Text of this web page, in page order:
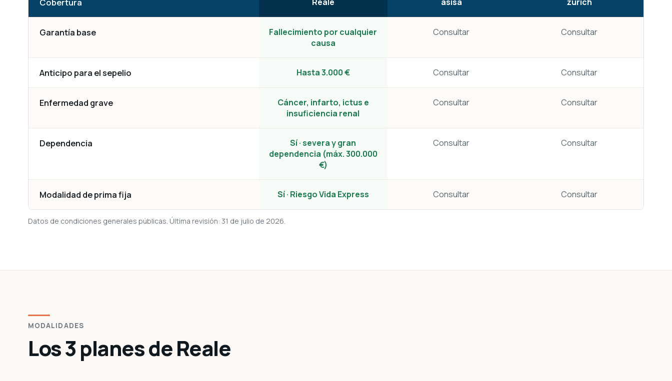
Garantía base
Fallecimiento por cualquier
causa
Consultar Consultar
Anticipo para el sepelio Hasta 3.000 € Consultar Consultar
Enfermedad grave
Cáncer, infarto, ictus e
insuficiencia renal
Consultar Consultar
Dependencia
Sí · severa y gran
dependencia (máx. 300.000
€)
Consultar Consultar
Modalidad de prima fija Sí · Riesgo Vida Express Consultar Consultar
Datos de condiciones generales públicas. Última revisión: 31 de julio de 2026.
MODALIDADES
Los 3 planes de Reale